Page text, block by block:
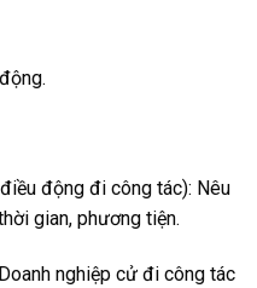
động đi công tác): Nêu
gian, phương tiện.
nghiệp cử đi công tác